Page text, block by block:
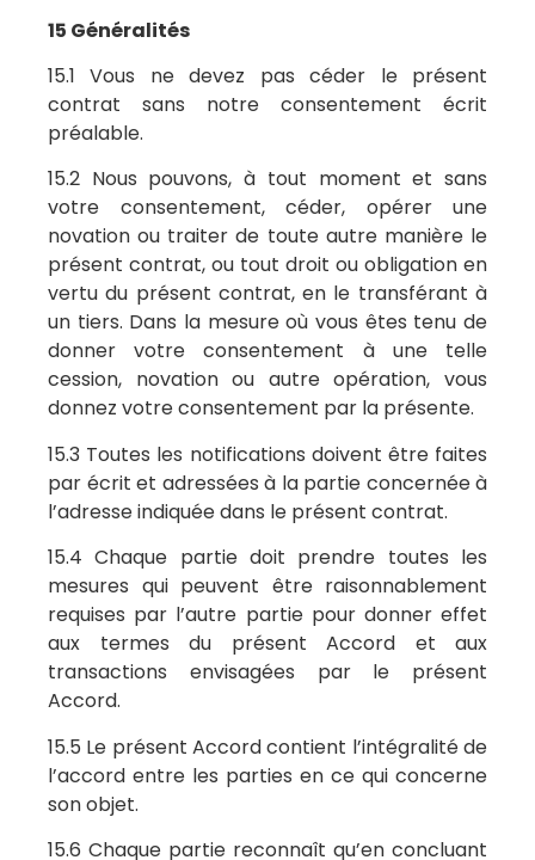
15 Généralités
15.1 Vous ne devez pas céder le présent
contrat sans notre consentement écrit
préalable.
15.2 Nous pouvons, à tout moment et sans
votre consentement, céder, opérer une
novation ou traiter de toute autre manière le
présent contrat, ou tout droit ou obligation en
vertu du présent contrat, en le transférant à
un tiers. Dans la mesure où vous êtes tenu de
donner votre consentement à une telle
cession, novation ou autre opération, vous
donnez votre consentement par la présente.
15.3 Toutes les notifications doivent être faites
par écrit et adressées à la partie concernée à
l’adresse indiquée dans le présent contrat.
15.4 Chaque partie doit prendre toutes les
mesures qui peuvent être raisonnablement
requises par l’autre partie pour donner effet
aux termes du présent Accord et aux
transactions envisagées par le présent
Accord.
15.5 Le présent Accord contient l’intégralité de
l’accord entre les parties en ce qui concerne
son objet.
15.6 Chaque partie reconnaît qu’en concluant